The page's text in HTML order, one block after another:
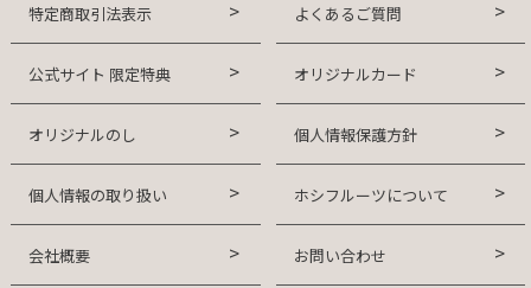
特定商取引法表示 よくあるご質問
公式サイト 限定特典 オリジナルカード
オリジナルのし 個人情報保護方針
個人情報の取り扱い ホシフルーツについて
会社概要 お問い合わせ